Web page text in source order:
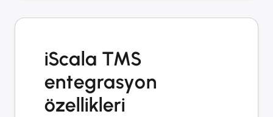
iScala TMS
entegrasyon
özellikleri